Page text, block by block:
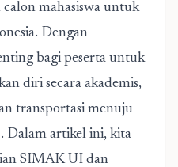
mahasiswa untuk
Dengan
bagi peserta untuk
diri secara akademis,
transportasi menuju
. Dalam artikel ini, kita
SIMAK UI dan